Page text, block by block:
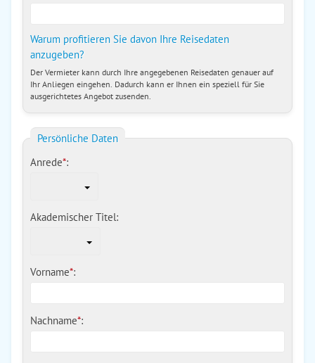
Warum profitieren Sie davon Ihre Reisedaten
anzugeben?
Der Vermieter kann durch Ihre angegebenen Reisedaten genauer auf
Ihr Anliegen eingehen. Dadurch kann er Ihnen ein speziell für Sie
ausgerichtetes Angebot zusenden.
Persönliche Daten
Anrede*:
Akademischer Titel:
Vorname*:
Nachname*: